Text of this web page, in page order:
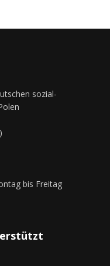
sozial-
bis Freitag